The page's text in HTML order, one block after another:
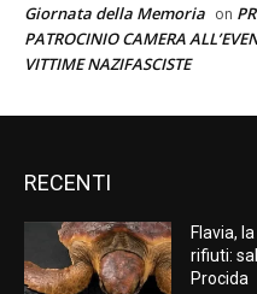
Giornata della Memoria on
PATROCINIO CAMERA
VITTIME NAZIFASCISTE
RECENTI
Flavia,
rifiuti:
Procida